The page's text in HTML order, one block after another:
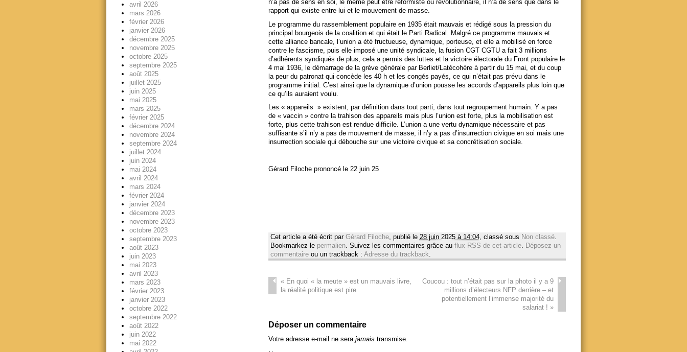
n’a pas de sens en soi, le même peut etre reformiste ou révolutionnaire, il n’a de sens que dans le
rapport qui existe entre lui et le mouvement de masse.
Le programme du rassemblement populaire en 1935 était mauvais et rédigé sous la pression du
principal bourgeois de la coalition et qui était le Parti Radical. Malgré ce programme mauvais et
cette alliance bancale, l’union a été fructueuse, dynamique, porteuse, et elle a mobilisé en force
contre le fascisme, puis elle imposé une unité syndicale, la fusion CGT CGTU a fait 3 millions
d’adhérents syndiqués de plus, cela a permis des luttes et la victoire électorale du Front populaire le
4 mai 1936, le démarrage de la grève générale par Berliet/Latécohère à partir du 15 mai, et du coup
la peur du patronat qui concède les 40 h et les congés payés, ce qui n’était pas prévu dans le
programme initial. C’est ainsi que la dynamique d’union pousse les accords d’appareils plus loin que
ce qu’ils auraient voulu.
Les « appareils » existent, par définition dans tout parti, dans tout regroupement humain. Y a pas
de « vaccin » contre la trahison des appareils mais plus l’union est forte, plus la mobilisation est
forte, plus cette trahison est rendue difficile. L’union a une vertu dynamique nécessaire et pas
suffisante s’il n’y a pas de mouvement de masse, il n’y a pas d’insurrection civique en soi mais une
insurrection sociale qui débouche sur une victoire civique et sa concrétisation sociale.
Gérard Filoche prononcé le 22 juin 25
Cet article a été écrit par Gérard Filoche, publié le 28 juin 2025 à 14:04, classé sous Non classé.
Bookmarkez le permalien. Suivez les commentaires grâce au flux RSS de cet article. Déposez un
commentaireou un trackback : Adresse du trackback.
«En quoi « la meute » est un mauvais livre,
la réalité politique est pire
Coucou : tout n’était pas sur la photo il y a 9
millions d’électeurs NFP derrière – et
potentiellement l’immense majorité du
salariat !»
Déposer un commentaire
Votre adresse e-mail ne sera jamais transmise.
avril 2026
mars 2026
février 2026
janvier 2026
décembre 2025
novembre 2025
octobre 2025
septembre 2025
août 2025
juillet 2025
juin 2025
mai 2025
mars 2025
février 2025
décembre 2024
novembre 2024
septembre 2024
juillet 2024
juin 2024
mai 2024
avril 2024
mars 2024
février 2024
janvier 2024
décembre 2023
novembre 2023
octobre 2023
septembre 2023
août 2023
juin 2023
mai 2023
avril 2023
mars 2023
février 2023
janvier 2023
octobre 2022
septembre 2022
août 2022
juin 2022
mai 2022